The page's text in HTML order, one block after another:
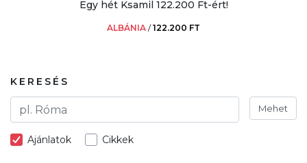
Egy hét Ksamil 122.200 Ft-ért!
ALBÁNIA /122.200 FT
KERESÉS
Mehet
Ajánlatok Cikkek